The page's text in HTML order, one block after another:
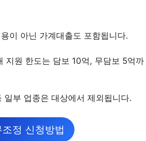
이 아닌 가계대출도 포함됩니다.
지원 한도는 담보 10억, 무담보 5억까
부 업종은 대상에서 제외됩니다.
정 신청방법